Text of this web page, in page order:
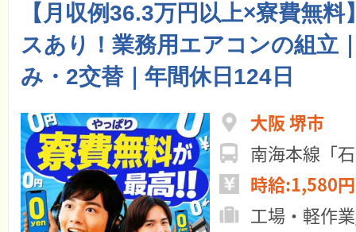
【月収例36.3万円以上×寮費無料
スあり！業務用エアコンの組立
み・2交替｜年間休日124日
大阪 堺市
南海本線「
時給:1,580
工場・軽作